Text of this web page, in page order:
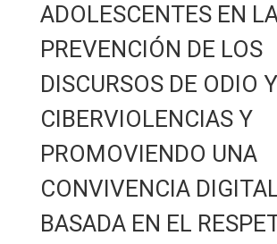
ADOLESCENTES EN
PREVENCIÓN DE LOS
DISCURSOS DE ODIO
CIBERVIOLENCIAS Y
PROMOVIENDO UNA
CONVIVENCIA
BASADA EN EL